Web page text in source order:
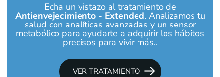
Echa un vistazo al tratamiento de
Antienvejecimiento - Extended. Analizamos tu
salud con analíticas avanzadas y un sensor
metabólico para ayudarte a adquirir los hábitos
precisos para vivir más..
VER TRATAMIENTO